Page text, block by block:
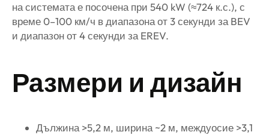
на системата е посочена при 540 kW (≈724 к.с.), с
време 0–100 км/ч в диапазона от 3 секунди за BEV
и диапазон от 4 секунди за EREV.
Размери и дизайн
Дължина >5,2 м, ширина ~2 м, междуосие >3,1